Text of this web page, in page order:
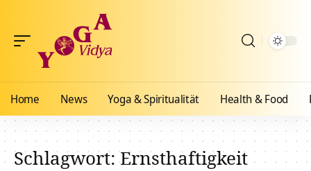
Home News Yoga & Spiritualität Health & Food
Schlagwort:Ernsthaftigkeit